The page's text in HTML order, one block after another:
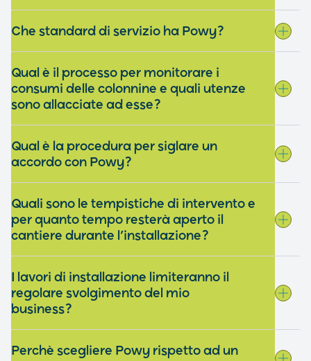
Che standard di servizio ha Powy?
Qual è il processo per monitorare i
consumi delle colonnine e quali utenze
sono allacciate ad esse?
Qual è la procedura per siglare un
accordo con Powy?
Quali sono le tempistiche di intervento e
per quanto tempo resterà aperto il
cantiere durante l’installazione?
I lavori di installazione limiteranno il
regolare svolgimento del mio
business?
Perchè scegliere Powy rispetto ad un